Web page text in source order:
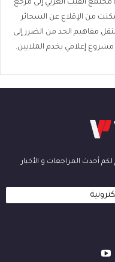
عام 2020 أدركت حاجة مجتمع الفيب العربي إلى مرجع
من الإقلاع عن السجائر
مفاهيم الحد من الضرر إلى
مشروع إعلامي يخدم الملايين.
لكم أحدث المراجعات و الأخبار